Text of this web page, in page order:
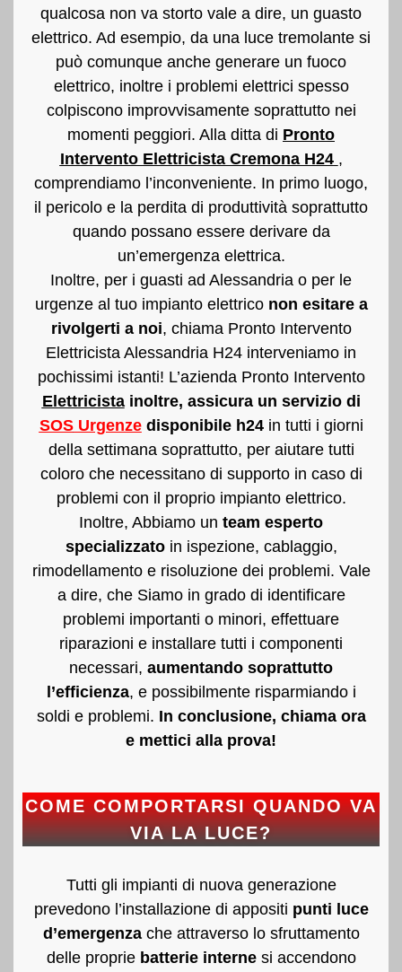
qualcosa non va storto vale a dire, un guasto
elettrico. Ad esempio, da una luce tremolante si
può comunque anche generare un fuoco
elettrico, inoltre i problemi elettrici spesso
colpiscono improvvisamente soprattutto nei
momenti peggiori. Alla ditta di Pronto
Intervento Elettricista Cremona H24 ,
comprendiamo l’inconveniente. In primo luogo,
il pericolo e la perdita di produttività soprattutto
quando possano essere derivare da
un’emergenza elettrica.
Inoltre, per i guasti ad Alessandria o per le
urgenze al tuo impianto elettrico non esitare a
rivolgerti a noi, chiamaPronto Intervento
Elettricista Alessandria H24 interveniamo in
pochissimi istanti! L’azienda Pronto Intervento
Elettricista inoltre, assicura un servizio di
SOS Urgenze disponibile h24in tutti i giorni
della settimana soprattutto, per aiutare tutti
coloro che necessitano di supporto in caso di
problemi con il proprio impianto elettrico.
Inoltre, Abbiamo un team esperto
specializzatoin ispezione, cablaggio,
rimodellamento e risoluzione dei problemi. Vale
a dire, che Siamo in grado di identificare
problemi importanti o minori, effettuare
riparazioni e installare tutti i componenti
necessari, aumentando soprattutto
l’efficienza, e possibilmente risparmiando i
soldi e problemi. In conclusione, chiama ora
e mettici alla prova!
COME COMPORTARSI QUANDO VA
VIA LA LUCE?
Tutti gli impianti di nuova generazione
prevedono l’installazione di appositi punti luce
d’emergenzache attraverso lo sfruttamento
delle proprie batterie interne si accendono